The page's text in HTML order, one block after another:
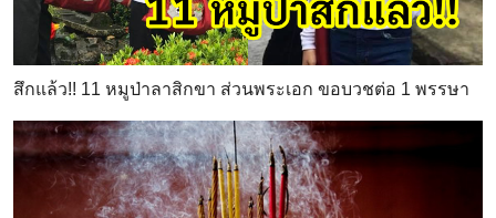
สึกแล้ว!! 11 หมูป่าลาสิกขา ส่วนพระเอก ขอบวชต่อ 1 พรรษา